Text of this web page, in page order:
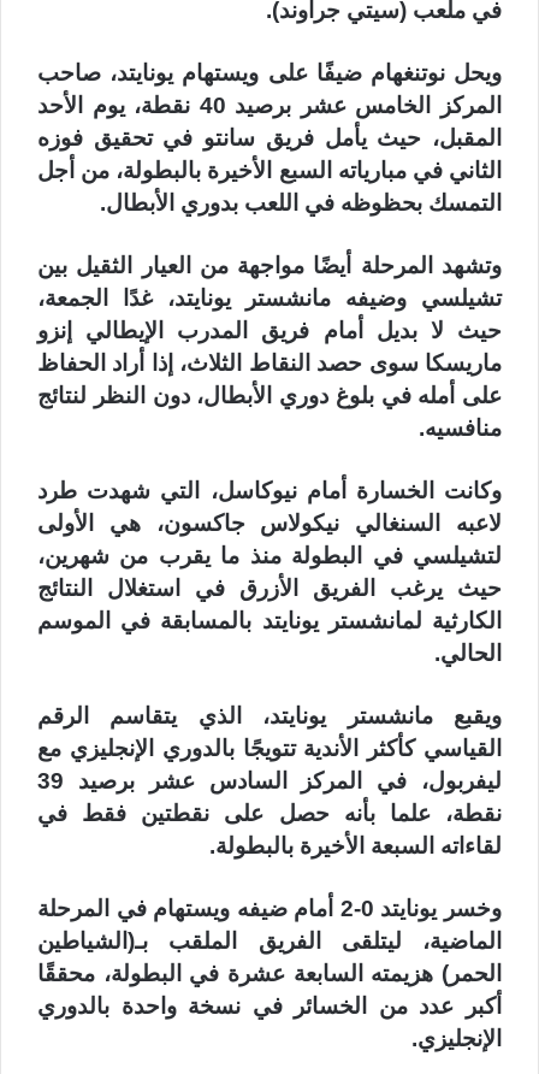
في ملعب (سيتي جراوند).
ويحل نوتنغهام ضيفًا على ويستهام يونايتد، صاحب
المركز الخامس عشر برصيد 40 نقطة، يوم الأحد
المقبل، حيث يأمل فريق سانتو في تحقيق فوزه
الثاني في مبارياته السبع الأخيرة بالبطولة، من أجل
التمسك بحظوظه في اللعب بدوري الأبطال.
وتشهد المرحلة أيضًا مواجهة من العيار الثقيل بين
تشيلسي وضيفه مانشستر يونايتد، غدًا الجمعة،
حيث لا بديل أمام فريق المدرب الإيطالي إنزو
ماريسكا سوى حصد النقاط الثلاث، إذا أراد الحفاظ
على أمله في بلوغ دوري الأبطال، دون النظر لنتائج
منافسيه.
وكانت الخسارة أمام نيوكاسل، التي شهدت طرد
لاعبه السنغالي نيكولاس جاكسون، هي الأولى
لتشيلسي في البطولة منذ ما يقرب من شهرين،
حيث يرغب الفريق الأزرق في استغلال النتائج
الكارثية لمانشستر يونايتد بالمسابقة في الموسم
الحالي.
ويقبع مانشستر يونايتد، الذي يتقاسم الرقم
القياسي كأكثر الأندية تتويجًا بالدوري الإنجليزي مع
ليفربول، في المركز السادس عشر برصيد 39
نقطة، علما بأنه حصل على نقطتين فقط في
لقاءاته السبعة الأخيرة بالبطولة.
وخسر يونايتد 0-2 أمام ضيفه ويستهام في المرحلة
الماضية، ليتلقى الفريق الملقب بـ(الشياطين
الحمر) هزيمته السابعة عشرة في البطولة، محققًا
أكبر عدد من الخسائر في نسخة واحدة بالدوري
الإنجليزي.